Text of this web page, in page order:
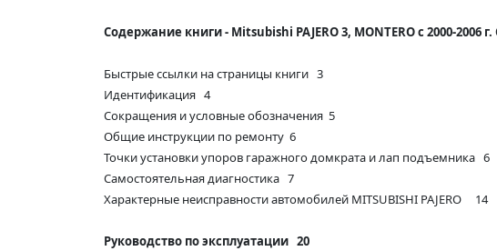
Содержание книги - Mitsubishi PAJERO 3, MONTERO с 2000-
Быстрые ссылки на страницы книги 3
Идентификация 4
Сокращения и условные обозначения 5
Общие инструкции по ремонту 6
Точки установки упоров гаражного домкрата и лап подъемника 6
Самостоятельная диагностика 7
Характерные неисправности автомобилей MITSUBISHI PAJERO 14
Руководство по эксплуатации 20